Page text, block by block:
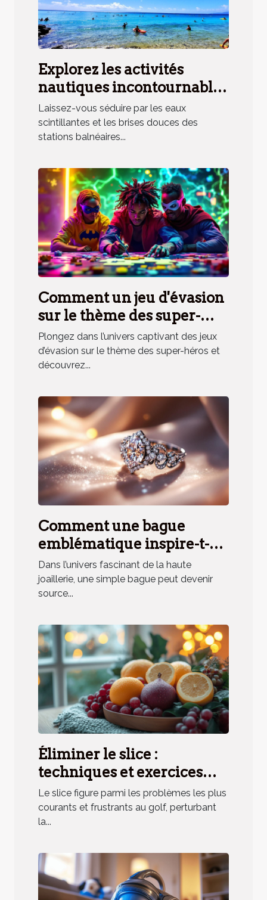
Explorez les activités
nautiques incontournables
en station balnéaire
méridionale
Laissez-vous séduire par les eaux
scintillantes et les brises douces des
stations balnéaires...
Comment un jeu d'évasion
sur le thème des super-
héros renforce la cohésion
d'équipe ?
Plongez dans l’univers captivant des jeux
d’évasion sur le thème des super-héros et
découvrez...
Comment une bague
emblématique inspire-t-
elle un parfum unique ?
Dans l’univers fascinant de la haute
joaillerie, une simple bague peut devenir
source...
Éliminer le slice :
techniques et exercices
pratiques
Le slice figure parmi les problèmes les plus
courants et frustrants au golf, perturbant
la...